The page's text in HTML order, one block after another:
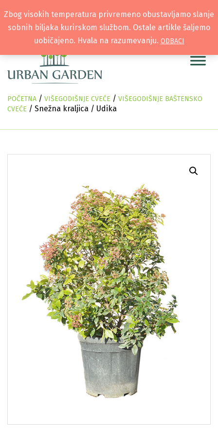
POČETNA / VIŠEGODIŠNJE CVEĆE / VIŠEGODIŠNJE BAŠTENSKO
CVEĆE / Snežna kraljica / Udika
Zbog visokih temperatura privremeno obustavljamo slanje
sobnih biljaka kurirskom službom. Ostale artikle šaljemo
uobičajeno. Hvala na razumevanju. ODBACI